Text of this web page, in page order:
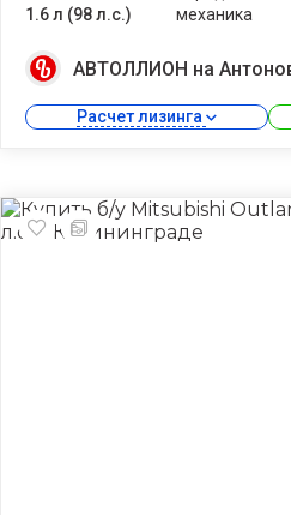
1.6 л (98 л.с.)
механика
АВТОЛЛИОН на
Расчет лизинга